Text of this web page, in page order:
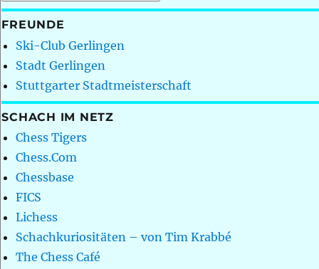
FREUNDE
Ski-Club Gerlingen
Stadt Gerlingen
Stuttgarter Stadtmeisterschaft
SCHACH IM NETZ
Chess Tigers
Chess.Com
Chessbase
FICS
Lichess
Schachkuriositäten – von Tim Krabbé
The Chess Café